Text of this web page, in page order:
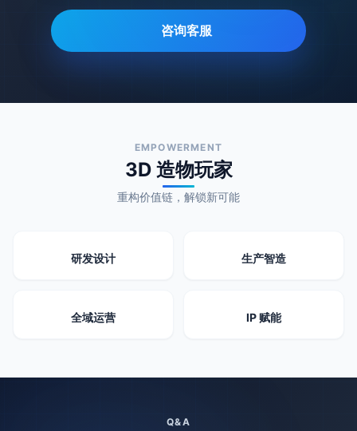
咨询客服
EMPOWERMENT
3D 造物玩家
重构价值链，解锁新可能
研发设计 生产智造
全域运营 IP 赋能
Q&A